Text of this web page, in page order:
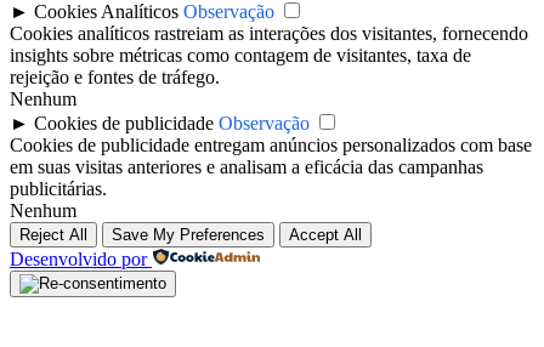
► Cookies Analíticos Observação
Cookies analíticos rastreiam as interações dos visitantes, fornecendo
insights sobre métricas como contagem de visitantes, taxa de
rejeição e fontes de tráfego.
Nenhum
► Cookies de publicidade Observação
Cookies de publicidade entregam anúncios personalizados com base
em suas visitas anteriores e analisam a eficácia das campanhas
publicitárias.
Nenhum
Reject All Save My Preferences Accept All
Desenvolvido por